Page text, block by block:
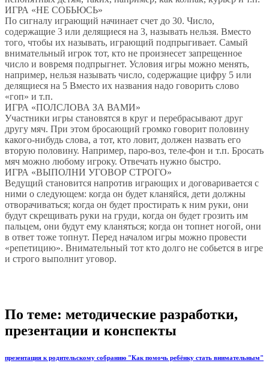
ИГРА «НЕ СОБЬЮСЬ»
По сигналу играющий начинает счет до 30. Число,
содержащие 3 или делящиеся на 3, называть нельзя. Вместо
того, чтобы их называть, играющий подпрыгивает. Самый
внимательный игрок тот, кто не произнесет запрещенное
число и вовремя подпрыгнет. Условия игры можно менять,
например, нельзя называть число, содержащие цифру 5 или
делящиеся на 5 Вместо их названия надо говорить слово
«гоп» и т.п.
ИГРА «ПОЛСЛОВА ЗА ВАМИ»
Участники игры становятся в круг и перебрасывают друг
другу мяч. При этом бросающий громко говорит половину
какого-нибудь слова, а тот, кто ловит, должен назвать его
вторую половину. Например, паро-воз, теле-фон и т.п. Бросать
мяч можно любому игроку. Отвечать нужно быстро.
ИГРА «ВЫПОЛНИ УГОВОР СТРОГО»
Ведущий становится напротив играющих и договаривается с
ними о следующем: когда он будет кланяйся, дети должны
отворачиваться; когда он будет простирать к ним руки, они
будут скрещивать руки на груди, когда он будет грозить им
пальцем, они будут ему кланяться; когда он топнет ногой, они
в ответ тоже топнут. Перед началом игры можно провести
«репетицию». Внимательный тот кто долго не собьется в игре
и строго выполнит уговор.
По теме: методические разработки,
презентации и конспекты
презентация к родительскому собранию "Как помочь ребёнку стать внимательным"